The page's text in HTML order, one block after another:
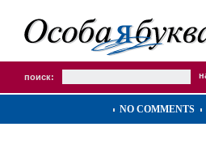
поиск:
NO COMMENTS